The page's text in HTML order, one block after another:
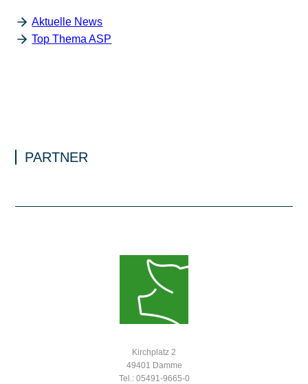
Aktuelle News
Top Thema ASP
PARTNER
Kirchplatz 2
49401 Damme
Tel.: 05491-9665-0